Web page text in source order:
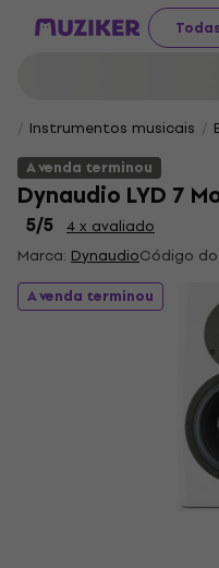
Instrumentos musicais
A venda terminou
Dynaudio LYD 7
5/5 4 x avaliado
Marca: DynaudioCódigo
A venda terminou